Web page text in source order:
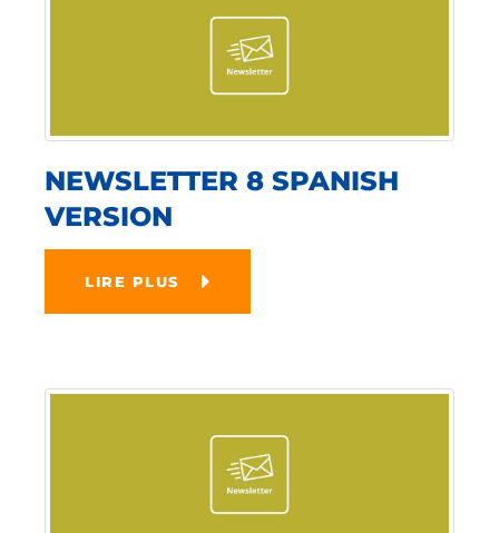
NEWSLETTER 8 SPANISH
VERSION
LIRE PLUS